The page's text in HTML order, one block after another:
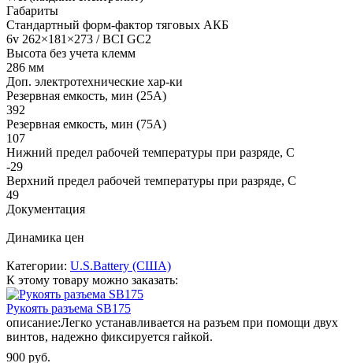
Габариты
Стандартный форм-фактор тяговых АКБ
6v 262×181×273 / BCI GC2
Высота без учета клемм
286 мм
Доп. электротехнические хар-ки
Резервная емкость, мин (25А)
392
Резервная емкость, мин (75А)
107
Нижний предел рабочей температуры при разряде, С
-29
Верхний предел рабочей температуры при разряде, С
49
Документация
Динамика цен
Категории: U.S.Battery (США)
К этому товару можно заказать:
Рукоять разъема SB175
описание:Легко устанавливается на разъем при помощи двух
винтов, надежно фиксируется гайкой.
900 руб.